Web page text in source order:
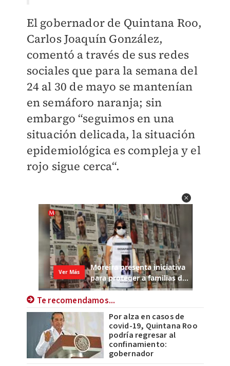
El gobernador de Quintana Roo,
Carlos Joaquín González,
comentó a través de sus redes
sociales que para la semana del
24 al 30 de mayo se mantenían
en semáforo naranja; sin
embargo “seguimos en una
situación delicada, la situación
epidemiológica es compleja y el
rojo sigue cerca“.
Te recomendamos...
Por alza en casos de
covid-19, Quintana Roo
podría regresar al
confinamiento:
gobernador